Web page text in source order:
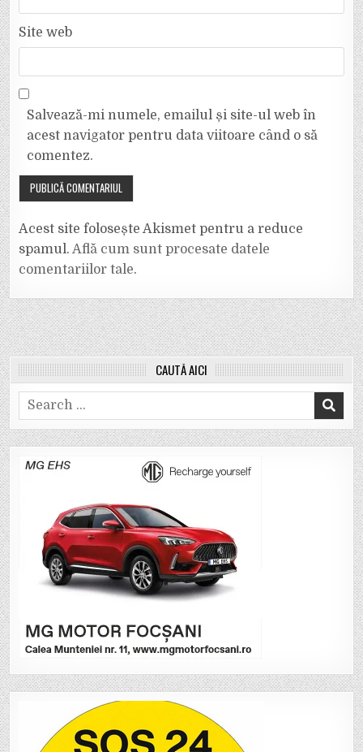
Site web
Salvează-mi numele, emailul și site-ul web în
acest navigator pentru data viitoare când o să
comentez.
Acest site folosește Akismet pentru a reduce
spamul.Află cum sunt procesate datele
comentariilor tale.
CAUTĂ AICI
Search
for: